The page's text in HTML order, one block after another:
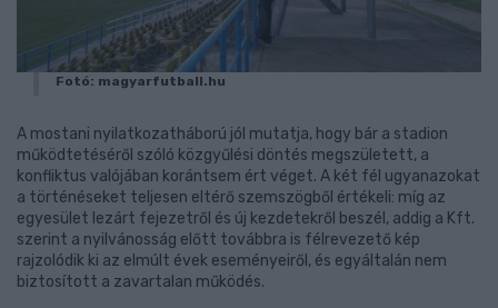
Fotó: magyarfutball.hu
A mostani nyilatkozatháború jól mutatja, hogy bár a stadion
működtetéséről szóló közgyűlési döntés megszületett, a
konfliktus valójában korántsem ért véget. A két fél ugyanazokat
a történéseket teljesen eltérő szemszögből értékeli: míg az
egyesület lezárt fejezetről és új kezdetekről beszél, addig a Kft.
szerint a nyilvánosság előtt továbbra is félrevezető kép
rajzolódik ki az elmúlt évek eseményeiről, és egyáltalán nem
biztosított a zavartalan működés.